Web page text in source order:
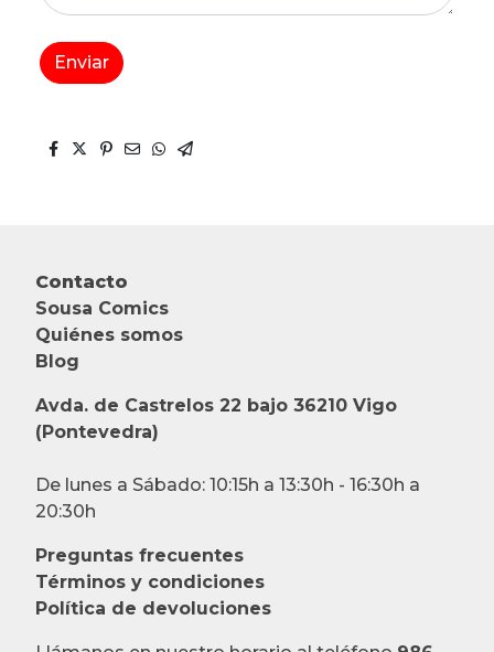
Enviar
Contacto
Sousa Comics
Quiénes somos
Blog
Avda. de Castrelos 22 bajo 36210 Vigo
(Pontevedra)
De lunes a Sábado: 10:15h a 13:30h - 16:30h a
20:30h
Preguntas frecuentes
Términos y condiciones
Política de devoluciones